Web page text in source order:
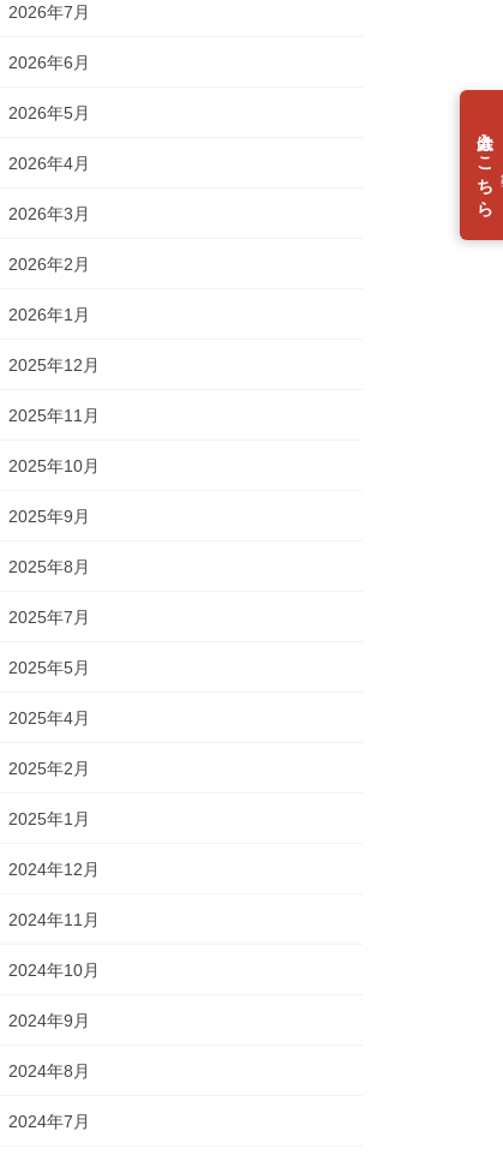
2026年7月
2026年6月
2026年5月
2026年4月
2026年3月
2026年2月
2026年1月
2025年12月
2025年11月
2025年10月
2025年9月
2025年8月
2025年7月
2025年5月
2025年4月
2025年2月
2025年1月
2024年12月
2024年11月
2024年10月
2024年9月
2024年8月
2024年7月
入会はこちら